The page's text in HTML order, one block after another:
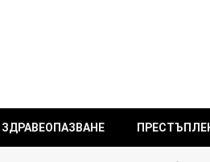
ЗДРАВЕОПАЗВАНЕ